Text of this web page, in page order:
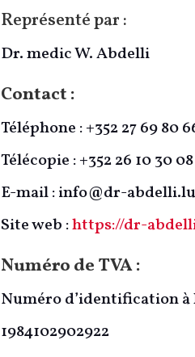
Représenté par :
Dr. medic W. Abdelli
Contact :
Téléphone : +352 27 69 80
Télécopie : +352 26 10 30 08
E-mail : info@dr-abdelli.lu
Site web :https://dr-
Numéro de TVA :
Numéro d’identification à
1984102902922